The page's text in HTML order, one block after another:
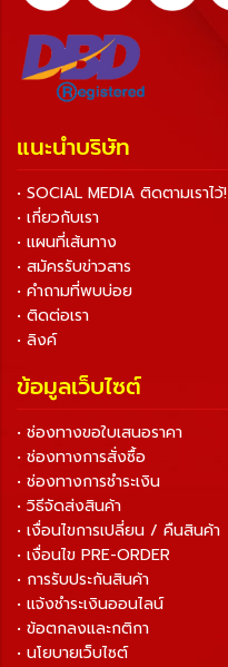
แนะนำบริษัท
• SOCIAL MEDIA ติดตามเราไว้!
• เกี่ยวกับเรา
• แผนที่เส้นทาง
• สมัครรับข่าวสาร
• คำถามที่พบบ่อย
• ติดต่อเรา
• ลิงค์
ข้อมูลเว็บไซต์
• ช่องทางขอใบเสนอราคา
• ช่องทางการสั่งซื้อ
• ช่องทางการชำระเงิน
• วิธีจัดส่งสินค้า
• เงื่อนไขการเปลี่ยน / คืนสินค้า
• เงื่อนไข PRE-ORDER
• การรับประกันสินค้า
• แจ้งชำระเงินออนไลน์
• ข้อตกลงและกติกา
• นโยบายเว็บไซต์